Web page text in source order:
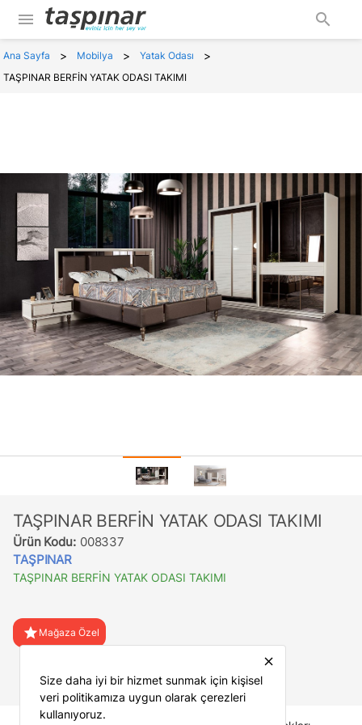
menu search
Ana Sayfa > Mobilya > Yatak Odası >
TAŞPINAR BERFİN YATAK ODASI TAKIMI
TAŞPINAR BERFİN YATAK ODASI TAKIMI
Ürün Kodu: 008337
TAŞPINAR
TAŞPINAR BERFİN YATAK ODASI TAKIMI
star Mağaza Özel
close
Size daha iyi bir hizmet sunmak için kişisel
veri politikamıza uygun olarak çerezleri
kullanıyoruz.